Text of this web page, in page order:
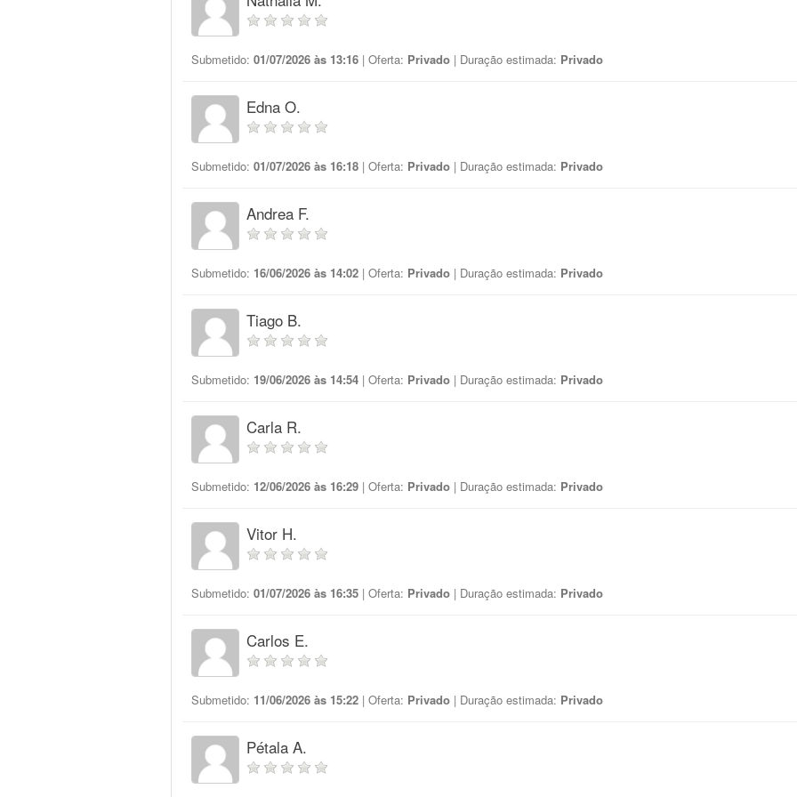
Submetido: 01/07/2026 às 13:16 | Oferta: Privado | Duração estimada: Privado
Edna O.
Submetido: 01/07/2026 às 16:18 | Oferta: Privado | Duração estimada: Privado
Andrea F.
Submetido: 16/06/2026 às 14:02 | Oferta: Privado | Duração estimada: Privado
Tiago B.
Submetido: 19/06/2026 às 14:54 | Oferta: Privado | Duração estimada: Privado
Carla R.
Submetido: 12/06/2026 às 16:29 | Oferta: Privado | Duração estimada: Privado
Vitor H.
Submetido: 01/07/2026 às 16:35 | Oferta: Privado | Duração estimada: Privado
Carlos E.
Submetido: 11/06/2026 às 15:22 | Oferta: Privado | Duração estimada: Privado
Pétala A.